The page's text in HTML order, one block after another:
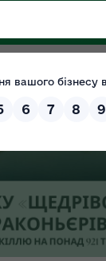
області